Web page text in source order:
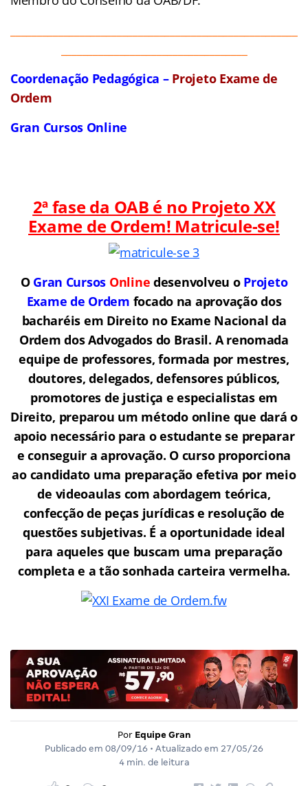
Coordenação Pedagógica – Projeto Exame de
Ordem
Gran Cursos Online
2ª fase da OAB é no Projeto XX
Exame de Ordem! Matricule-se!
O Gran Cursos Online desenvolveu o Projeto
Exame de Ordem focado na aprovação dos
bacharéis em Direito no Exame Nacional da
Ordem dos Advogados do Brasil. A renomada
equipe de professores, formada por mestres,
doutores, delegados, defensores públicos,
promotores de justiça e especialistas em
Direito, preparou um método online que dará o
apoio necessário para o estudante se preparar
e conseguir a aprovação. O curso proporciona
ao candidato uma preparação efetiva por meio
de videoaulas com abordagem teórica,
confecção de peças jurídicas e resolução de
questões subjetivas. É a oportunidade ideal
para aqueles que buscam uma preparação
completa e a tão sonhada carteira vermelha.
Por Equipe Gran
Publicado em 08/09/16 • Atualizado em 27/05/26
4 min. de leitura